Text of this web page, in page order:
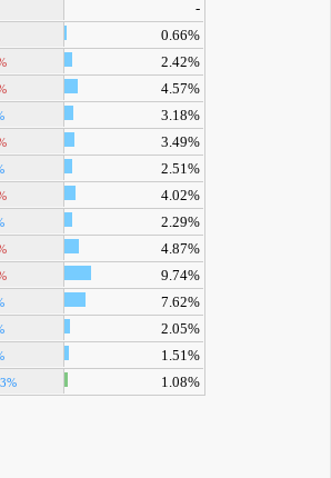
-
0.66%
2.42%
4.57%
3.18%
3.49%
2.51%
4.02%
2.29%
4.87%
9.74%
7.62%
2.05%
1.51%
1.08%